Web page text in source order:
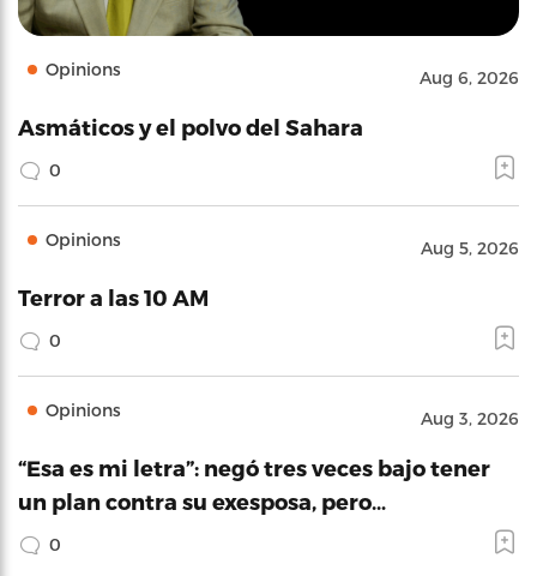
Opinions Aug 6, 2026
Asmáticos y el polvo del Sahara
0
Opinions Aug 5, 2026
Terror a las 10 AM
0
Opinions Aug 3, 2026
“Esa es mi letra”: negó tres veces bajo tener
un plan contra su exesposa, pero…
0